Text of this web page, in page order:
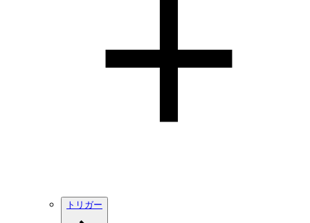
トリガー